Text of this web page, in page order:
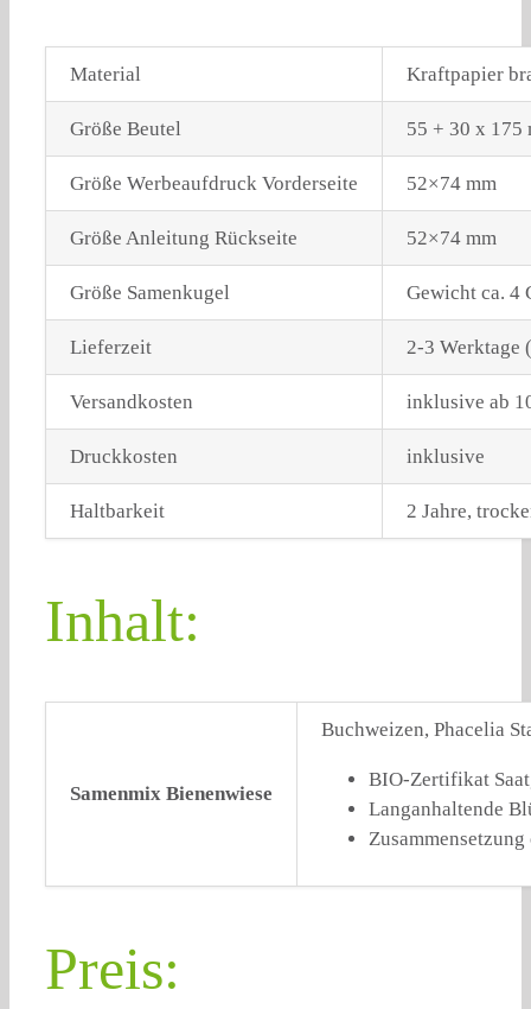
Material Kraftpapier
Größe Beutel 55 + 30 x 175
Größe Werbeaufdruck Vorderseite 52×74 mm
Größe Anleitung Rückseite 52×74 mm
Größe Samenkugel Gewicht ca. 4
Lieferzeit 2-3 Werktage
Versandkosten inklusive ab
Druckkosten inklusive
Haltbarkeit 2 Jahre,
Inhalt:
Samenmix Bienenwiese
Buchweizen, Phacelia
BIO-Zertifikat
Langanhaltende
Preis: